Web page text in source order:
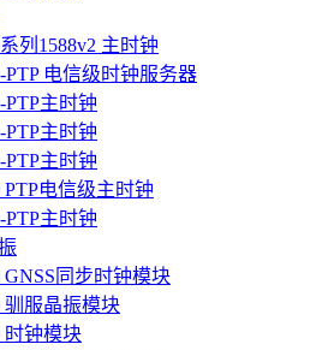
列1588v2 主时钟
PTP 电信级时钟服务器
PTP主时钟
PTP主时钟
PTP主时钟
PTP电信级主时钟
PTP主时钟
GNSS同步时钟模块
驯服晶振模块
时钟模块